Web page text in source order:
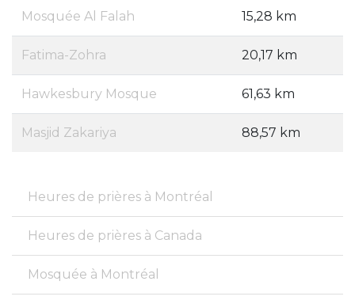
Mosquée Al Falah 15,28 km
Fatima-Zohra 20,17 km
Hawkesbury Mosque 61,63 km
Masjid Zakariya 88,57 km
Heures de prières à Montréal
Heures de prières à Canada
Mosquée à Montréal